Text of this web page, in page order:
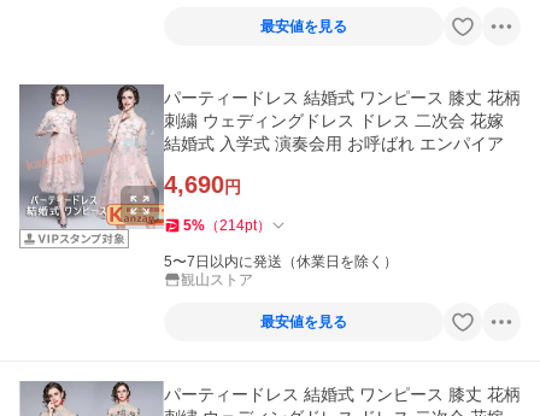
最安値を見る
パーティードレス 結婚式 ワンピース 膝丈 花柄
刺繍 ウェディングドレス ドレス 二次会 花嫁
結婚式 入学式 演奏会用 お呼ばれ エンパイア
4,690円
5% （214pt）
5〜7日以内に発送（休業日を除く）
観山ストア
最安値を見る
パーティードレス 結婚式 ワンピース 膝丈 花柄